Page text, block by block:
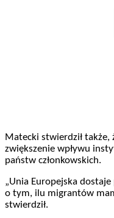
Matecki stwierdził także,
zwiększenie wpływu
państw członkowskich.
„Unia Europejska
o tym, ilu migrantów
stwierdził.